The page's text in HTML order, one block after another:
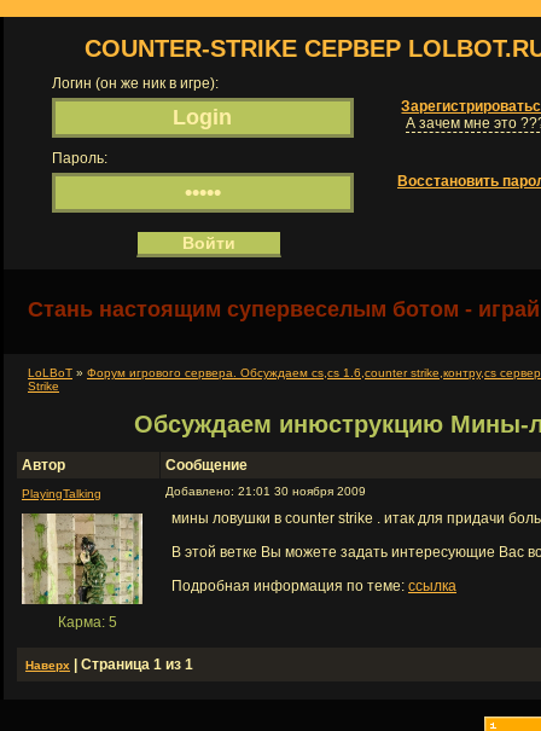
COUNTER-STRIKE СЕРВЕР
Логин (он же ник в игре):
А зачем мне это
Пароль:
Восстановить
Стань настоящим супервеселым ботом -
LoLBoT » Форум игрового сервера. Обсуждаем cs,cs 1.6,counter strike,контру,cs
Strike
Обсуждаем инюструкцию Мины-
Автор Сообщение
PlayingTalking
Карма: 5
Добавлено: 21:01 30 ноября 2009
мины ловушки в counter strike . итак для придачи
В этой ветке Вы можете задать интересующие Вас
Подробная информация по теме: ссылка
Наверх | Страница 1 из 1